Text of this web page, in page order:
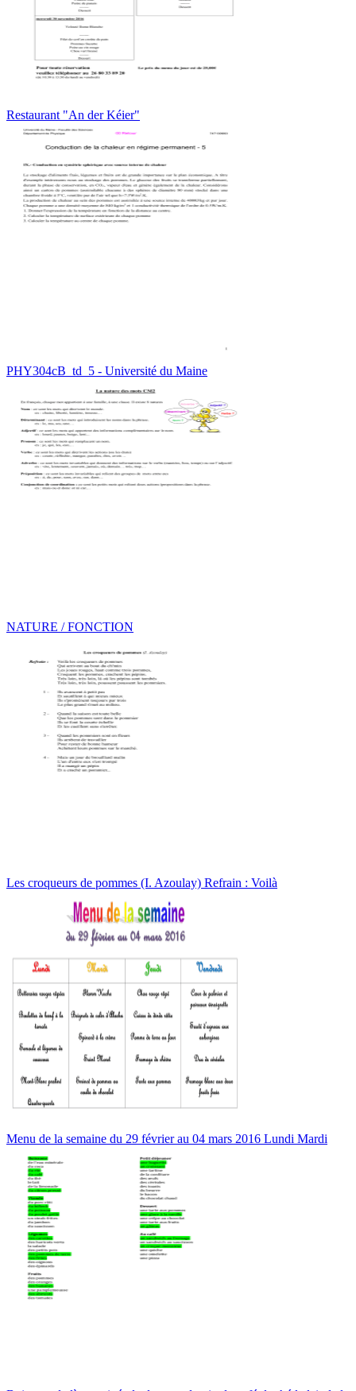
Restaurant "An der Kéier"
PHY304cB_td_5 - Université du Maine
NATURE / FONCTION
Les croqueurs de pommes (I. Azoulay) Refrain : Voilà
Menu de la semaine du 29 février au 04 mars 2016 Lundi Mardi